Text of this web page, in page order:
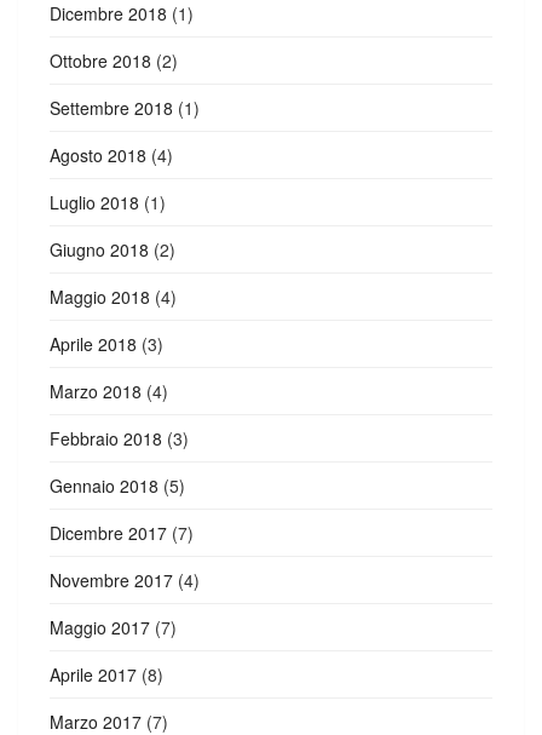
Dicembre 2018 (1)
Ottobre 2018 (2)
Settembre 2018 (1)
Agosto 2018 (4)
Luglio 2018 (1)
Giugno 2018 (2)
Maggio 2018 (4)
Aprile 2018 (3)
Marzo 2018 (4)
Febbraio 2018 (3)
Gennaio 2018 (5)
Dicembre 2017 (7)
Novembre 2017 (4)
Maggio 2017 (7)
Aprile 2017 (8)
Marzo 2017 (7)